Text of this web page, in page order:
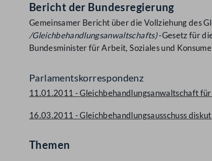
Bericht der Bundesregierung
Gemeinsamer Bericht über die Vollziehung des
/Gleichbehandlungsanwaltschafts)-Gesetz für
Bundesminister für Arbeit, Soziales und
Parlamentskorrespondenz
11.01.2011 - Gleichbehandlungsanwaltschaft
16.03.2011 - Gleichbehandlungsausschuss
Themen